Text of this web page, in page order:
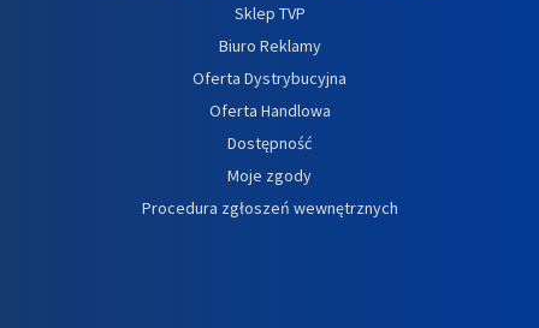
Sklep TVP
Biuro Reklamy
Oferta Dystrybucyjna
Oferta Handlowa
Dostępność
Moje zgody
Procedura zgłoszeń wewnętrznych